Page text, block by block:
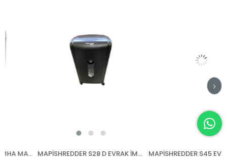
IDEAL 2270 CC EVRAK İMHA MAKİNESİ MAPİSHREDDER S28 D EVRAK İMHA MAKİNESİ